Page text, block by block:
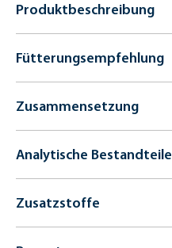
Produktbeschreibung
Fütterungsempfehlung
Zusammensetzung
Analytische Bestandteile
Zusatzstoffe